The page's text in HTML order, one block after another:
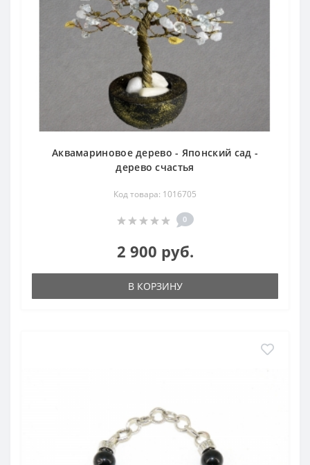
Аквамариновое дерево - Японский сад -
дерево счастья
Код товара: 1016705
0
2 900 руб.
В КОРЗИНУ